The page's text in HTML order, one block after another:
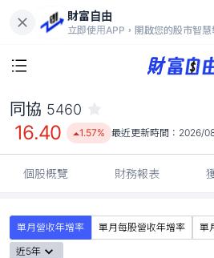
財富自由
立即使用APP，開啟您的股市智慧
16.40
1.57%
同協 5460
16.40 1.57% 最近更新時間： 2026/
個股概覽 財務報表
單月營收年增率 單月每股營收年增率
單
近5年